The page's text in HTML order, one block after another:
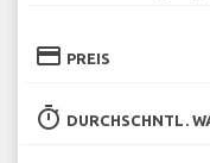
credit_card PREIS
timer DURCHSCHNTL.